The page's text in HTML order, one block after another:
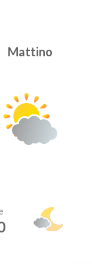
Mattino